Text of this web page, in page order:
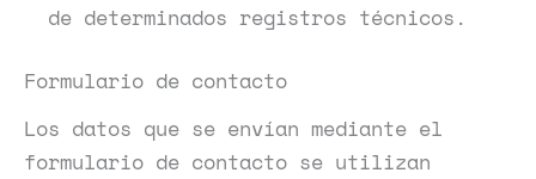
de determinados registros técnicos.
Formulario de contacto
Los datos que se envían mediante el
formulario de contacto se utilizan